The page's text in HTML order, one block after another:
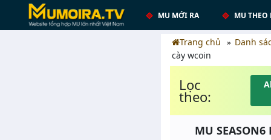
MU MỚI RA MU THEO
Trang chủ Danh
cày wcoin
Lọc
theo:
MU SEASON6